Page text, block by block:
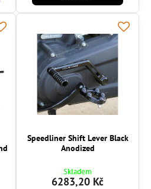
Speedliner Shift Lever Black
Anodized
Skladem
6283,20 Kč